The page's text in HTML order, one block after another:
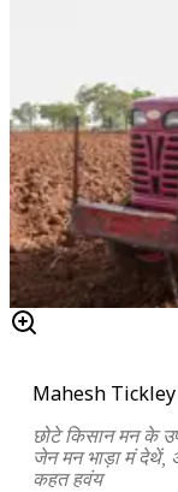
Mahesh Tickley
छोटे किसान मन के
जेन मन भाड़ा मं देथें,
कहत हवंय